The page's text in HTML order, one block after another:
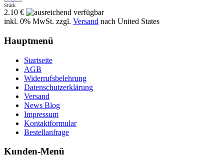
Stück
2.10 €
inkl. 0% MwSt. zzgl. Versand nach United States
Hauptmenü
Startseite
AGB
Widerrufsbelehrung
Datenschutzerklärung
Versand
News Blog
Impressum
Kontaktformular
Bestellanfrage
Kunden-Menü